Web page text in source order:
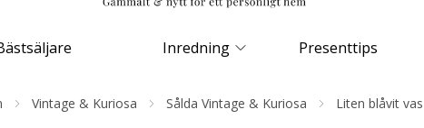
Inredning Presenttips
Vintage & Kuriosa Sålda Vintage & Kuriosa Liten blåvit vas